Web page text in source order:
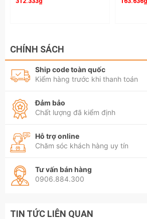
fasen sn-48b chính hãng
CHÍNH SÁCH
Ship code toàn quốc
Kiểm hàng trước khi thanh toán
Đảm bảo
Chất lượng đã kiểm định
Hỗ trợ online
Chăm sóc khách hàng uy tín
Tư vấn bán hàng
0906.884.300
TIN TỨC LIÊN QUAN